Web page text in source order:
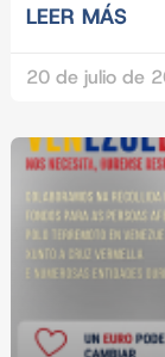
LEER MÁS
20 de julio de